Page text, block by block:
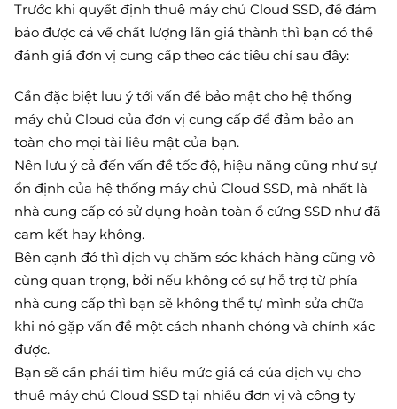
Trước khi quyết định thuê máy chủ Cloud SSD, để đảm
bảo được cả về chất lượng lãn giá thành thì bạn có thể
đánh giá đơn vị cung cấp theo các tiêu chí sau đây:
Cần đặc biệt lưu ý tới vấn đề bảo mật cho hệ thống
máy chủ Cloud của đơn vị cung cấp để đảm bảo an
toàn cho mọi tài liệu mật của bạn.
Nên lưu ý cả đến vấn đề tốc độ, hiệu năng cũng như sự
ổn định của hệ thống máy chủ Cloud SSD, mà nhất là
nhà cung cấp có sử dụng hoàn toàn ổ cứng SSD như đã
cam kết hay không.
Bên cạnh đó thì dịch vụ chăm sóc khách hàng cũng vô
cùng quan trọng, bởi nếu không có sự hỗ trợ từ phía
nhà cung cấp thì bạn sẽ không thể tự mình sửa chữa
khi nó gặp vấn đề một cách nhanh chóng và chính xác
được.
Bạn sẽ cần phải tìm hiểu mức giá cả của dịch vụ cho
thuê máy chủ Cloud SSD tại nhiều đơn vị và công ty